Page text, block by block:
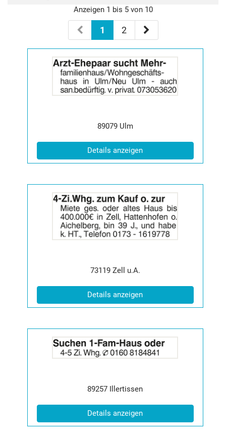
Anzeigen 1 bis 5 von 10
1 2
der
Anzeige
2065365
anzeigen
Postleitzahl:
89079 Ort:
Ulm
Details anzeigen(ID: 2065365)
der
Anzeige
2065380
anzeigen
|
Postleitzahl:
73119 Ort:
Zell u.A.
Details anzeigen(ID: 2065380)
der
Anzeige
|
Postleitzahl:
89257 Ort:
Illertissen
Details anzeigen(ID: 2065057)